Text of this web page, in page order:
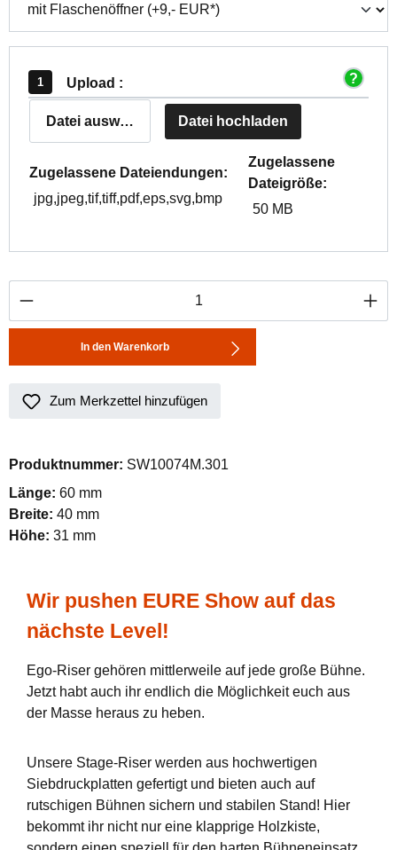
Upload :
Datei auswählen Datei hochladen
Zugelassene Dateiendungen:
jpg,jpeg,tif,tiff,pdf,eps,svg,bmp
Zugelassene
Dateigröße:
50 MB
Produkt Anzahl: Gib den gewünschten
In den Warenkorb
Zum Merkzettel hinzufügen
Produktnummer: SW10074M.301
Länge: 60 mm
Breite: 40 mm
Höhe: 31 mm
Wir pushen EURE Show auf das
nächste Level!
Ego-Riser gehören mittlerweile auf jede große Bühne.
Jetzt habt auch ihr endlich die Möglichkeit euch aus
der Masse heraus zu heben.
Unsere Stage-Riser werden aus hochwertigen
Siebdruckplatten gefertigt und bieten auch auf
rutschigen Bühnen sichern und stabilen Stand! Hier
bekommt ihr nicht nur eine klapprige Holzkiste,